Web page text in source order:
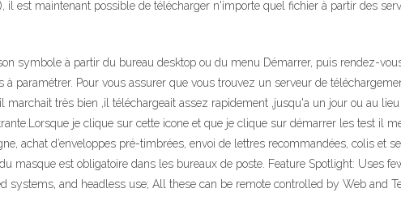
il est maintenant possible de télécharger n'importe quel fichier à partir des
symbole à partir du bureau desktop ou du menu Démarrer, puis rendez-
à paramétrer. Pour vous assurer que vous trouvez un serveur de
très bien ,il téléchargeait assez rapidement ,jusqu'a un jour ou au
je clique sur cette icone et que je clique sur démarrer les test il
achat d’enveloppes pré-timbrées, envoi de lettres recommandées, colis et
masque est obligatoire dans les bureaux de poste. Feature Spotlight: Uses
systems, and headless use; All these can be remote controlled by Web and